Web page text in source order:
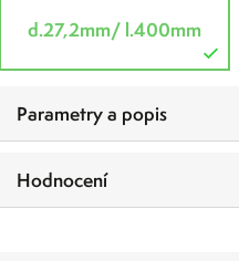
d.27,2mm/ l.400mm
Parametry a popis
Hodnocení